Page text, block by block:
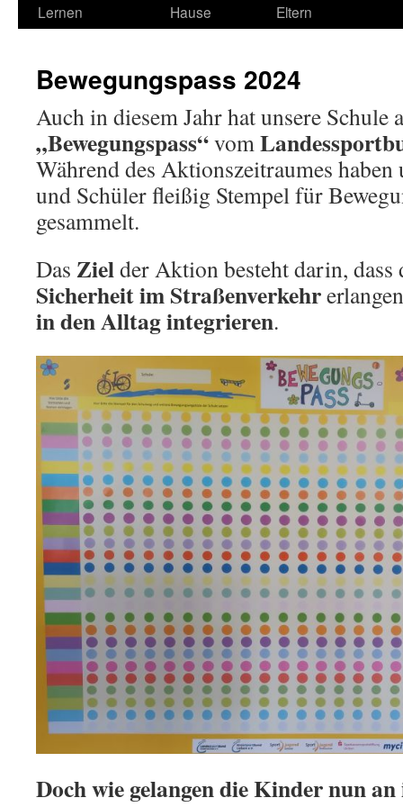
Lernen Hause Eltern
Bewegungspass 2024
Auch in diesem Jahr hat unsere Schule
„Bewegungspass“vom
Während des Aktionszeitraumes
und Schüler fleißig Stempel für
gesammelt.
Das Zielder Aktion besteht darin,
Sicherheit im Straßenverkehr
in den Alltag integrieren.
Doch wie gelangen die Kinder nun